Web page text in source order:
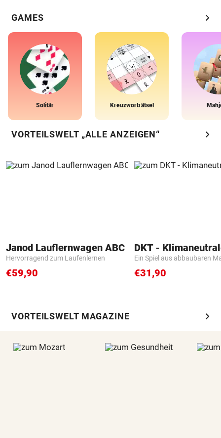
GAMES chevron_right
Solitär Kreuzworträtsel
VORTEILSWELT „ALLE ANZEIGEN“ chevron_right
Janod Lauflernwagen ABC
Hervorragend zum Laufenlernen
€59,90
Ein Spiel aus abbaubaren
€31,90
VORTEILSWELT MAGAZINE chevron_right